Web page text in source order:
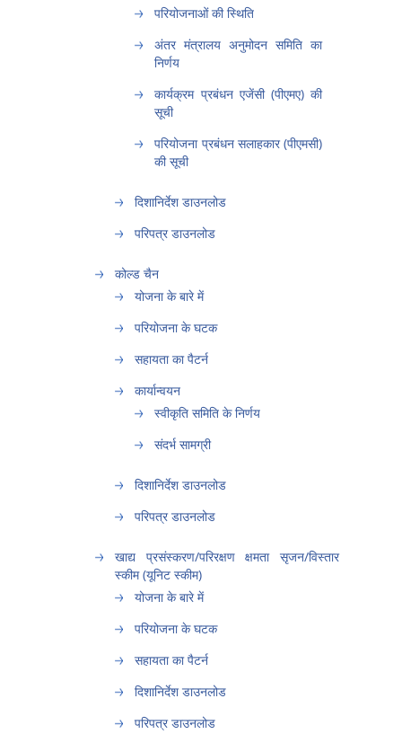
परियोजनाओं की स्थिति
अंतर मंत्रालय अनुमोदन समिति का
निर्णय
कार्यक्रम प्रबंधन एजेंसी (पीएमए) की
सूची
परियोजना प्रबंधन सलाहकार (पीएमसी)
की सूची
दिशानिर्देश डाउनलोड
परिपत्र डाउनलोड
कोल्ड चैन
योजना के बारे में
परियोजना के घटक
सहायता का पैटर्न
कार्यान्वयन
स्वीकृति समिति के निर्णय
संदर्भ सामग्री
दिशानिर्देश डाउनलोड
परिपत्र डाउनलोड
खाद्य प्रसंस्करण/परिरक्षण क्षमता सृजन/विस्तार
स्कीम (यूनिट स्कीम)
योजना के बारे में
परियोजना के घटक
सहायता का पैटर्न
दिशानिर्देश डाउनलोड
परिपत्र डाउनलोड